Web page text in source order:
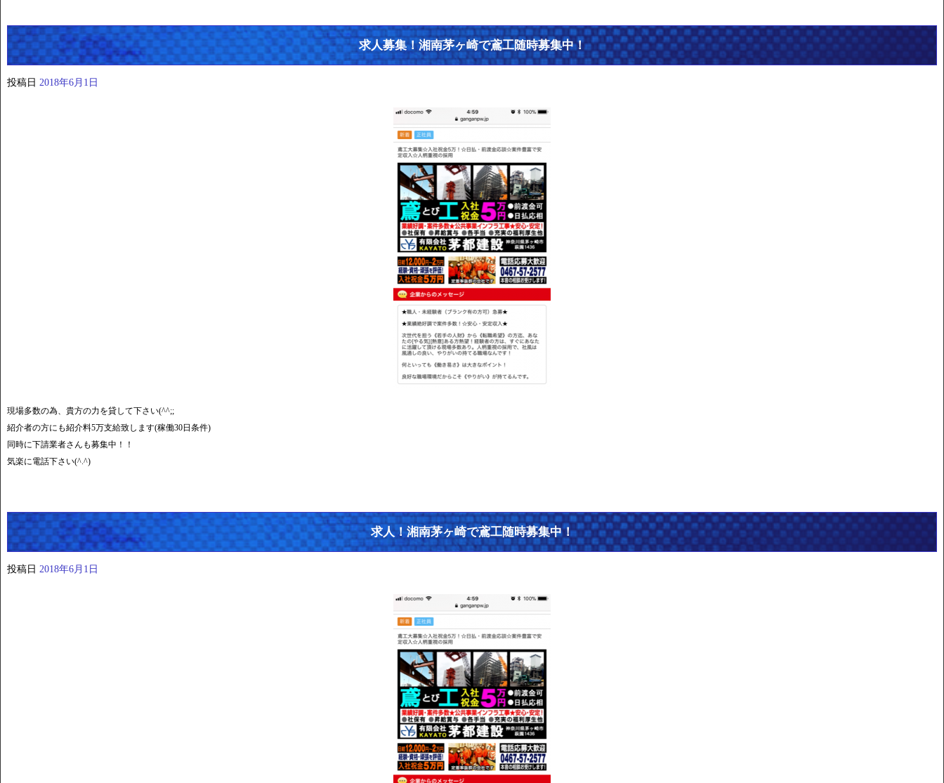
求人募集！湘南茅ヶ崎で鳶工随時募集中！
投稿日 2018年6月1日
現場多数の為、貴方の力を貸して下さい(^^;;
紹介者の方にも紹介料5万支給致します(稼働30日条件)
同時に下請業者さんも募集中！！
気楽に電話下さい(^.^)
求人！湘南茅ヶ崎で鳶工随時募集中！
投稿日 2018年6月1日